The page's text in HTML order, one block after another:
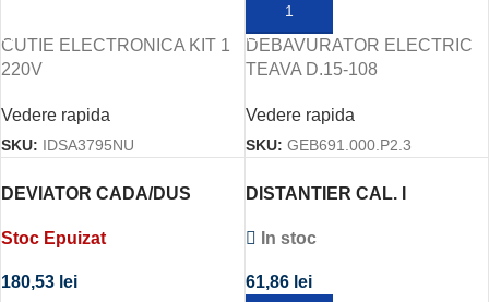
CUTIE ELECTRONICA KIT 1
220V
Vedere rapida
SKU: IDSA3795NU
ADAUGĂ ÎN COȘ
DEBAVURATOR ELECTRIC
TEAVA D.15-108
Vedere rapida
SKU: GEB691.000.P2.3
DEVIATOR CADA/DUS
Stoc Epuizat
180,53 lei
DISTANTIER CAL. I
In stoc
61,86 lei